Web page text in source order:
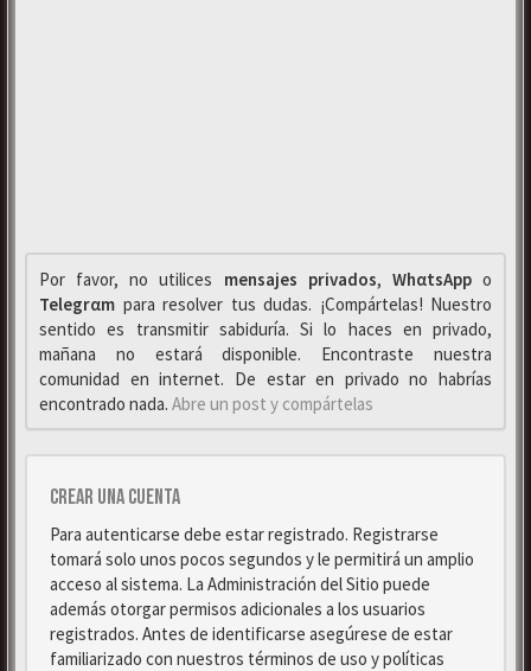
Por favor, no utilices mensajes privados, WhαtsAppo
Telegrαm para resolver tus dudas. ¡Compártelas! Nuestro
sentido es transmitir sabiduría. Si lo haces en privado,
mañana no estará disponible. Encontraste nuestra
comunidad en internet. De estar en privado no habrías
encontrado nada. Abre un post y compártelas
Crear una cuenta
Para autenticarse debe estar registrado. Registrarse
tomará solo unos pocos segundos y le permitirá un amplio
acceso al sistema. La Administración del Sitio puede
además otorgar permisos adicionales a los usuarios
registrados. Antes de identificarse asegúrese de estar
familiarizado con nuestros términos de uso y políticas